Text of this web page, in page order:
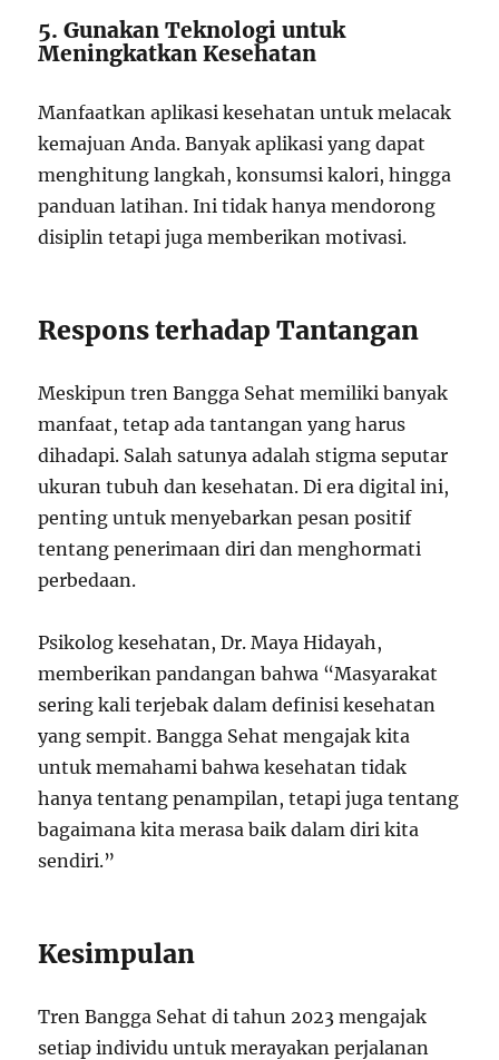
5. Gunakan Teknologi untuk
Meningkatkan Kesehatan
Manfaatkan aplikasi kesehatan untuk melacak
kemajuan Anda. Banyak aplikasi yang dapat
menghitung langkah, konsumsi kalori, hingga
panduan latihan. Ini tidak hanya mendorong
disiplin tetapi juga memberikan motivasi.
Respons terhadap Tantangan
Meskipun tren Bangga Sehat memiliki banyak
manfaat, tetap ada tantangan yang harus
dihadapi. Salah satunya adalah stigma seputar
ukuran tubuh dan kesehatan. Di era digital ini,
penting untuk menyebarkan pesan positif
tentang penerimaan diri dan menghormati
perbedaan.
Psikolog kesehatan, Dr. Maya Hidayah,
memberikan pandangan bahwa “Masyarakat
sering kali terjebak dalam definisi kesehatan
yang sempit. Bangga Sehat mengajak kita
untuk memahami bahwa kesehatan tidak
hanya tentang penampilan, tetapi juga tentang
bagaimana kita merasa baik dalam diri kita
sendiri.”
Kesimpulan
Tren Bangga Sehat di tahun 2023 mengajak
setiap individu untuk merayakan perjalanan